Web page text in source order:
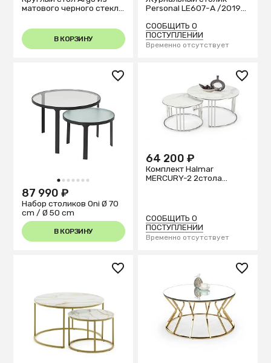
матового черного стекла
В КОРЗИНУ
Personal LE607-A /2019
СООБЩИТЬ О
ПОСТУПЛЕНИИ
Временно отсутствует
1 2 3 4 5 6 7
87 990 ₽
Набор столиков Oni Ø 70
cm / Ø 50 cm
В КОРЗИНУ
64 200 ₽
Комплект Halmar
MERCURY-2 2стола
СООБЩИТЬ О
ПОСТУПЛЕНИИ
Временно отсутствует